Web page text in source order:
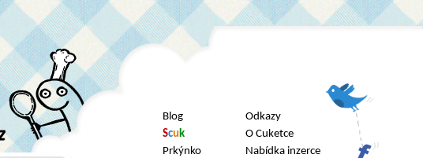
Blog
Scuk
Prkýnko
Odkazy
O Cuketce
Nabídka inzerce